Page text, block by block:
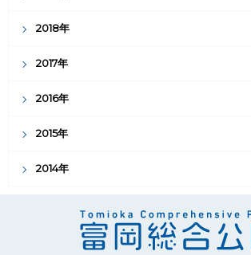
2018年
2017年
2016年
2015年
2014年